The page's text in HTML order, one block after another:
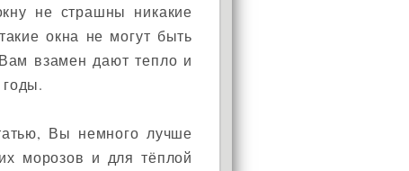
не страшны никакие
окна не могут быть
взамен дают тепло и
Вы немного лучше
морозов и для тёплой